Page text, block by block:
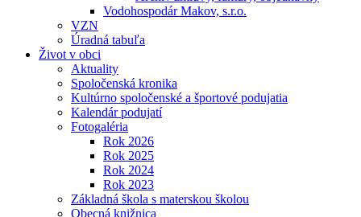
Vodohospodár Makov, s.r.o.
VZN
Úradná tabuľa
Život v obci
Aktuality
Spoločenská kronika
Kultúrno spoločenské a športové podujatia
Kalendár podujatí
Fotogaléria
Rok 2026
Rok 2025
Rok 2024
Rok 2023
Základná škola s materskou školou
Obecná knižnica